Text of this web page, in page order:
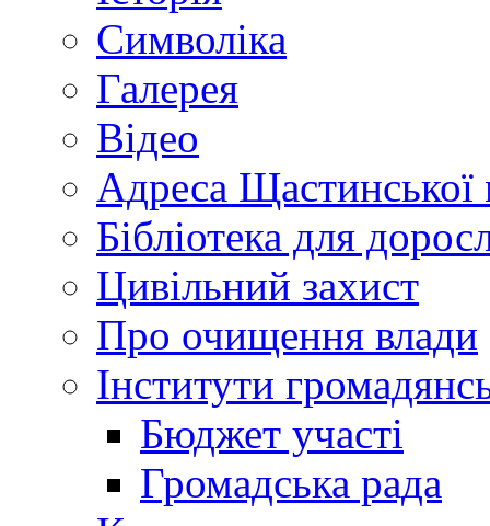
Символіка
Галерея
Відео
Адреса Щастинської
Бібліотека для
Цивільний захист
Про очищення влади
Інститути
Бюджет участі
Громадська рада